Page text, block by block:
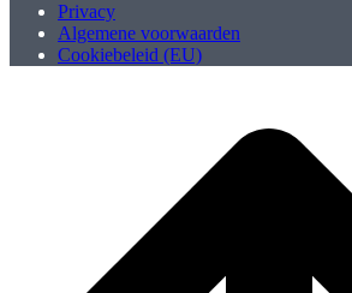
Privacy
Algemene voorwaarden
Cookiebeleid (EU)